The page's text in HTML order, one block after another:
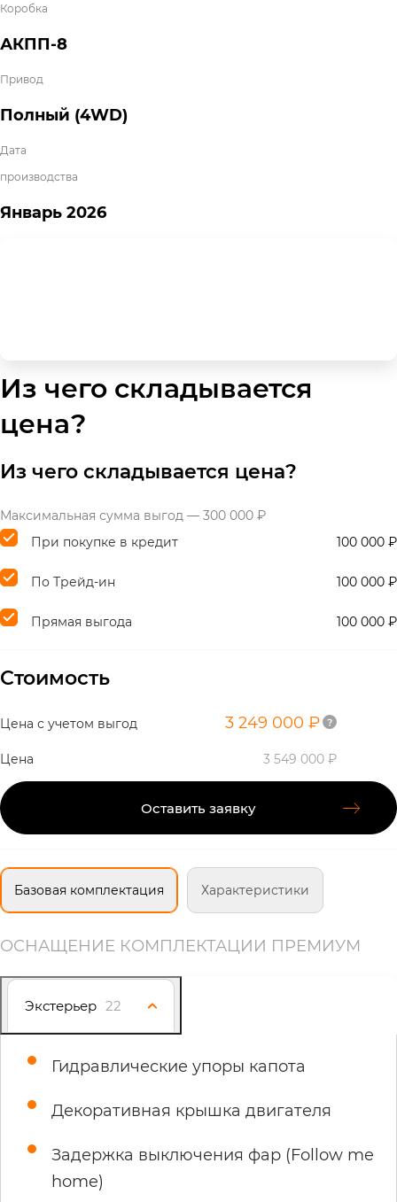
Коробка
АКПП-8
Привод
Полный (4WD)
Дата
производства
Январь 2026
Из чего складывается
цена?
Из чего складывается цена?
Максимальная сумма выгод — 300 000 ₽
При покупке в кредит
100 000 ₽
По Трейд-ин 100 000 ₽
Прямая выгода 100 000 ₽
Стоимость
Цена с учетом выгод 3 249 000 ₽
Цена 3 549 000 ₽
Оставить заявку
Базовая комплектация Характеристики
ОСНАЩЕНИЕ КОМПЛЕКТАЦИИ ПРЕМИУМ
Экстерьер 22
Гидравлические упоры капота
Декоративная крышка двигателя
Задержка выключения фар (Follow me
home)